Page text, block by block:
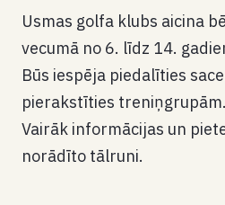
Usmas golfa klubs aicina
vecumā no 6. līdz 14.
Būs iespēja piedalīties
pierakstīties treniņgrupām.
Vairāk informācijas un
norādīto tālruni.